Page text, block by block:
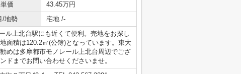
価
43.45万円
/地勢 宅地 /-
ル上北台駅にも近くて便利。売地をお探し
面積は120.2㎡(公簿)となっています。東大
めは多摩都市モノレール上北台周辺でござ
ドまでお問い合わせくださいませ。